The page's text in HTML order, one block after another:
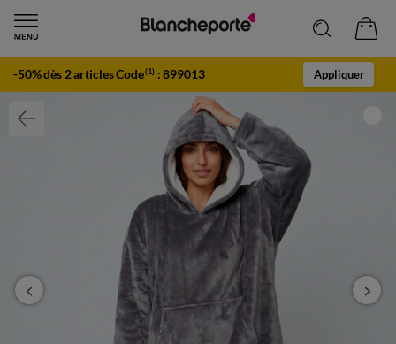
-50% dès 2 articles Code(1) :899013 Appliquer